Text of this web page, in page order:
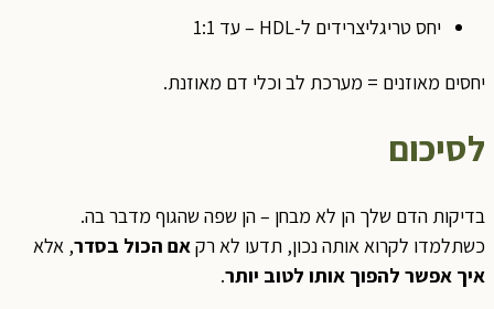
יחס טריגליצרידים ל-HDL – עד 1:1
יחסים מאוזנים = מערכת לב וכלי דם מאוזנת.
לסיכום
בדיקות הדם שלך הן לא מבחן – הן שפה שהגוף מדבר בה.
כשתלמדו לקרוא אותה נכון, תדעו לא רקאם הכול בסדר, אלא
איך אפשר להפוך אותו לטוב יותר.